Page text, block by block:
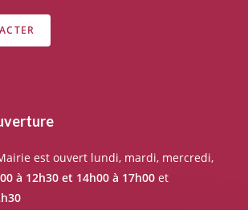
est ouvert lundi, mardi, mercredi,
à 12h30 et 14h00 à 17h00 et